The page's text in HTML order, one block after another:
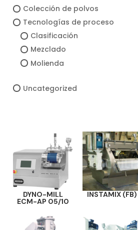
Colección de polvos
Tecnologías de proceso
Clasificación
Mezclado
Molienda
Uncategorized
DYNO-MILL
ECM-AP 05/10
INSTAMIX (FB)